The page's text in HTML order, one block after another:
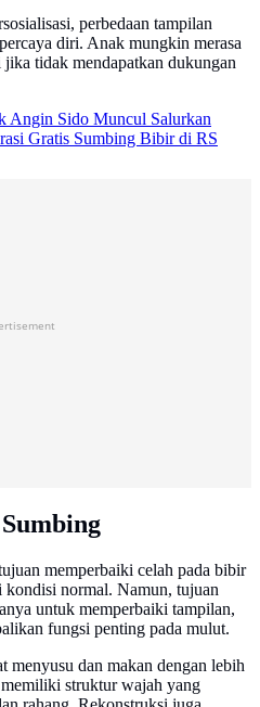
perbedaan tampilan
diri. Anak mungkin merasa
tidak mendapatkan dukungan
Angin Sido Muncul Salurkan
Gratis Sumbing Bibir di RS
memperbaiki celah pada bibir
kondisi normal. Namun, tujuan
untuk memperbaiki tampilan,
fungsi penting pada mulut.
menyusu dan makan dengan lebih
struktur wajah yang